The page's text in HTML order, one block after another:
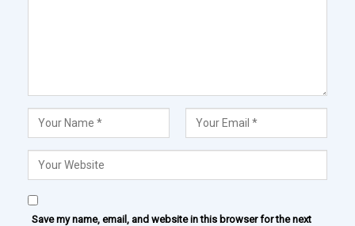
Save my name, email, and website in this browser for the next